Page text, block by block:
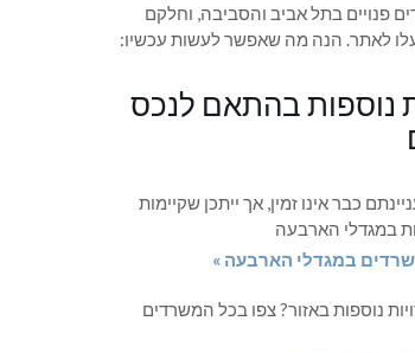
פנויים בתל אביב והסביבה, וחלקם
עלו לאתר. הנה מה שאפשר לעשות עכשיו:
נוספות בהתאם לנכס
כבר אינו זמין, אך ייתכן שקיימות
במגדלי הארבעה
במגדלי הארבעה »
נוספות באזור? צפו בכל המשרדים